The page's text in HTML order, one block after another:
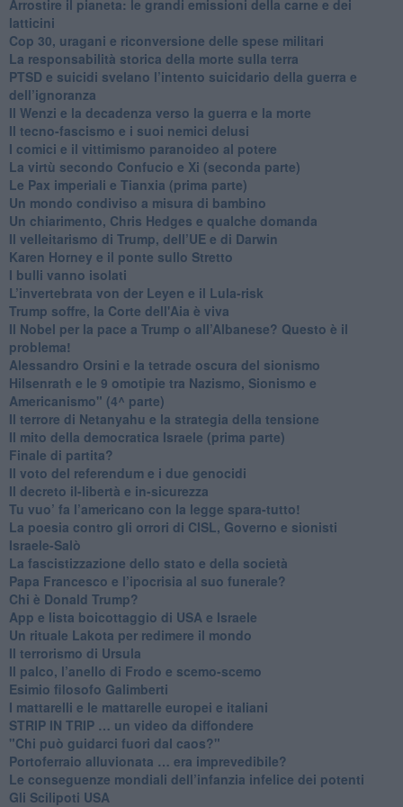
Arrostire il pianeta: le grandi emissioni della carne e dei
latticini
​Cop 30, uragani e riconversione delle spese militari
La responsabilità storica della morte sulla terra
PTSD e suicidi svelano l’intento suicidario della guerra e
dell’ignoranza
Il Wenzi e la decadenza verso la guerra e la morte
​Il tecno-fascismo e i suoi nemici delusi
​I comici e il vittimismo paranoideo al potere
​La virtù secondo Confucio e Xi (seconda parte)
Le Pax imperiali e Tianxia (prima parte)
Un mondo condiviso a misura di bambino
​Un chiarimento, Chris Hedges e qualche domanda
Il velleitarismo di Trump, dell’UE e di Darwin
​Karen Horney e il ponte sullo Stretto
​I bulli vanno isolati
L’invertebrata von der Leyen e il Lula-risk
Trump soffre, la Corte dell'Aia è viva
​Il Nobel per la pace a Trump o all’Albanese? Questo è il
problema!
​Alessandro Orsini e la tetrade oscura del sionismo
​Hilsenrath e le 9 omotipie tra Nazismo, Sionismo e
Americanismo" (4^ parte)
​Il terrore di Netanyahu e la strategia della tensione
Il mito della democratica Israele (prima parte)
​Finale di partita?
​Il voto del referendum e i due genocidi
Il decreto il-libertà e in-sicurezza
Tu vuo’ fa l’americano con la legge spara-tutto!
La poesia contro gli orrori di CISL, Governo e sionisti
Israele-Salò
​La fascistizzazione dello stato e della società
Papa Francesco e l’ipocrisia al suo funerale?
​Chi è Donald Trump?
App e lista boicottaggio di USA e Israele
​Un rituale Lakota per redimere il mondo
Il terrorismo di Ursula
​Il palco, l’anello di Frodo e scemo-scemo
Esimio filosofo Galimberti
​I mattarelli e le mattarelle europei e italiani
​STRIP IN TRIP … un video da diffondere
"Chi può guidarci fuori dal caos?"
​Portoferraio alluvionata … era imprevedibile?
Le conseguenze mondiali dell’infanzia infelice dei potenti
​Gli Scilipoti USA